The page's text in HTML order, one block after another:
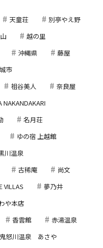
天童荘
別亭やえ野
越の里
沖縄県
藤屋
市
祖谷美人
奈良屋
NAKANDAKARI
名月荘
ゆの宿 上越館
川温泉
古稀庵
尚文
VILLAS
夢乃井
や本店
香雲館
赤湯温泉
鬼怒川温泉 あさや